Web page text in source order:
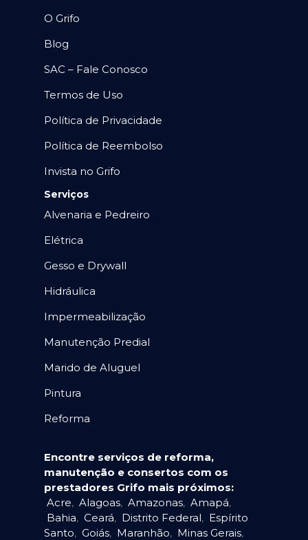
O Grifo
Blog
SAC – Fale Conosco
Termos de Uso
Política de Privacidade
Política de Reembolso
Invista no Grifo
Serviços
Alvenaria e Pedreiro
Elétrica
Gesso e Drywall
Hidráulica
Impermeabilização
Manutenção Predial
Marido de Aluguel
Pintura
Reforma
Encontre serviços de reforma,
manutenção e consertos com os
prestadores Grifo mais próximos:
Acre, Alagoas, Amazonas, Amapá,
Bahia, Ceará, Distrito Federal, Espírito
Santo, Goiás, Maranhão, Minas Gerais,